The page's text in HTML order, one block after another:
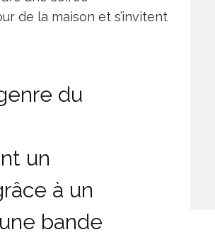
de la maison et s’invitent
du
un
à un
bande